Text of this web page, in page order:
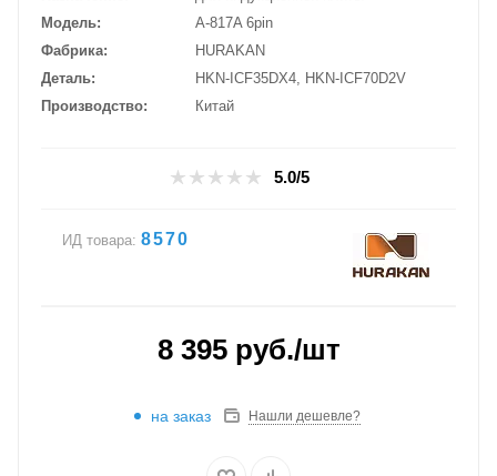
Модель
A-817A 6pin
Фабрика
HURAKAN
Деталь
HKN-ICF35DX4, HKN-ICF70D2V
Производство
Китай
5.0/5
ИД товара: 8570
8 395руб./шт
на заказ Нашли дешевле?